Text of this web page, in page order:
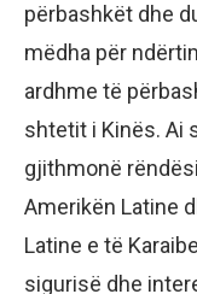
përbashkët dhe
mëdha për
ardhme të
shtetit i Kinës. Ai
gjithmonë
Amerikën Latine
Latine e të
sigurisë dhe